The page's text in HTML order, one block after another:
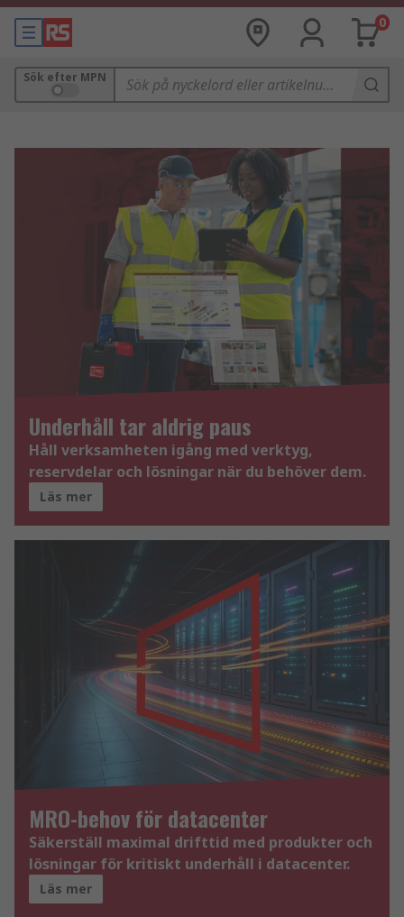
0
Sök efter MPN
Underhåll tar aldrig paus
Håll verksamheten igång med verktyg,
reservdelar och lösningar när du behöver dem.
Läs mer
MRO-behov för datacenter
Säkerställ maximal drifttid med produkter och
lösningar för kritiskt underhåll i datacenter.
Läs mer